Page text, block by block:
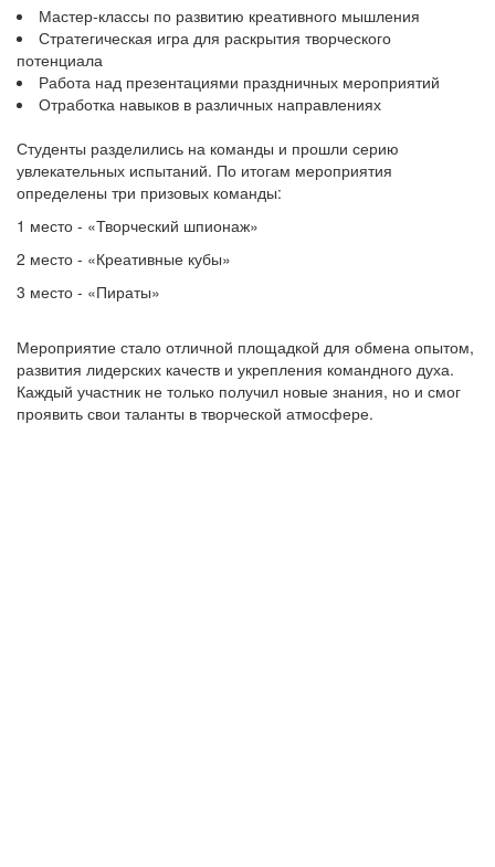
Мастер-классы по развитию креативного мышления
Стратегическая игра для раскрытия творческого
потенциала
Работа над презентациями праздничных мероприятий
Отработка навыков в различных направлениях
Студенты разделились на команды и прошли серию
увлекательных испытаний. По итогам мероприятия
определены три призовых команды:
1 место - «Творческий шпионаж»
2 место - «Креативные кубы»
3 место - «Пираты»
Мероприятие стало отличной площадкой для обмена опытом,
развития лидерских качеств и укрепления командного духа.
Каждый участник не только получил новые знания, но и смог
проявить свои таланты в творческой атмосфере.